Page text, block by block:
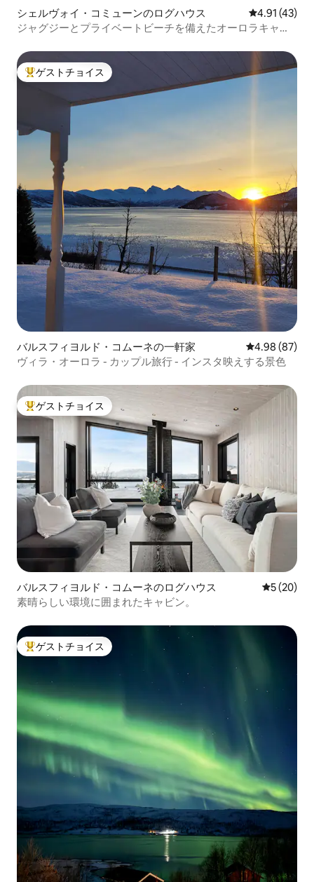
シェルヴォイ・コミューンのログハウス レビュー43
4.91 (43)
ジャグジーとプライベートビーチを備えたオーロラキャビ
大好評のゲストチョイスです。
ゲストチョイス
バルスフィヨルド・コムーネの一軒家 レビュー87
4.98 (87)
ヴィラ・オーロラ - カップル旅行 - インスタ映えする景色
大好評のゲストチョイスです。
ゲストチョイス
バルスフィヨルド・コムーネのログハウス レビュー
5 (20)
素晴らしい環境に囲まれたキャビン。
大好評のゲストチョイスです。
ゲストチョイス